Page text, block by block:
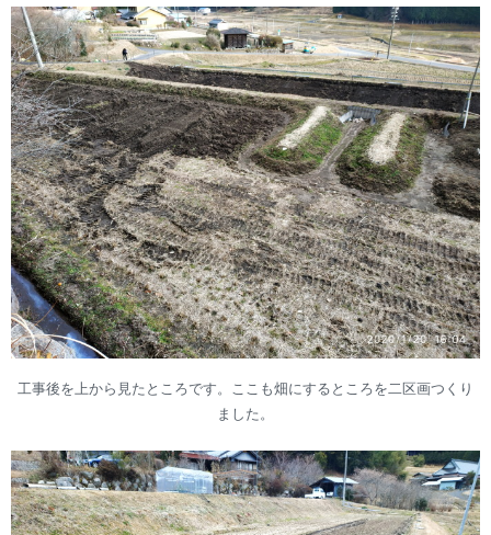
工事後を上から見たところです。ここも畑にするところを二区画つくり
ました。